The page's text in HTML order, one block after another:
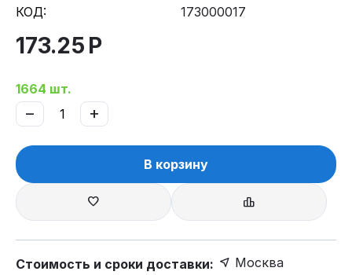
КОД: 173000017
173.25 Р
1664 шт.
+
−
В корзину
Стоимость и сроки доставки:
Москва